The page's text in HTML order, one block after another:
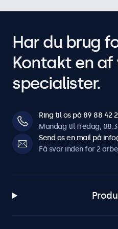
Har du brug
Kontakt en af
specialister.
Ring til os på 89 88 42
Mandag til fredag,
Send os en mail på
Få svar inden for 2